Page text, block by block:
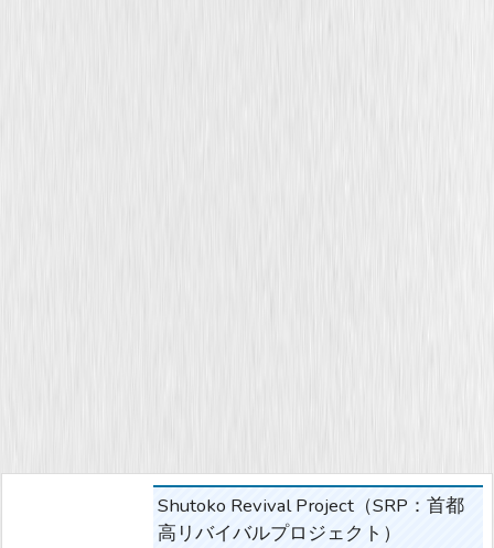
Shutoko Revival Project（SRP：首都
高リバイバルプロジェクト）